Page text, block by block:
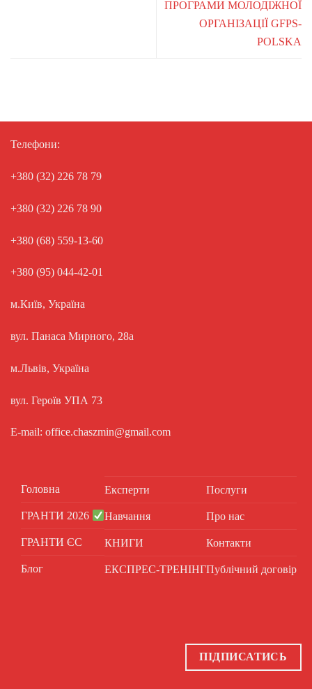
ПРОГРАМИ МОЛОДІЖНОЇ
ОРГАНІЗАЦІЇ GFPS-
POLSKA
Телефони:
+380 (32) 226 78 79
+380 (32) 226 78 90
+380 (68) 559-13-60
+380 (95) 044-42-01
м.Київ, Україна
вул. Панаса Мирного, 28а
м.Львів, Україна
вул. Героїв УПА 73
E-mail: office.chaszmin@gmail.com
Головна
ГРАНТИ 2026
ГРАНТИ ЄС
Блог
Експерти
Навчання
КНИГИ
ЕКСПРЕС-ТРЕНІНГ
Послуги
Про нас
Контакти
Публічний договір
ПІДПИСАТИСЬ